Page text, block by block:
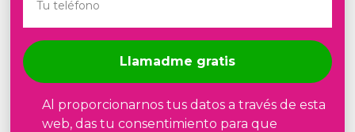
Llamadme gratis
Al proporcionarnos tus datos a través de esta
web, das tu consentimiento para que